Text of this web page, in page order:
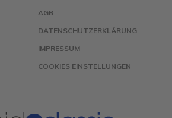
AGB
DATENSCHUTZERKLÄRUNG
IMPRESSUM
COOKIES EINSTELLUNGEN